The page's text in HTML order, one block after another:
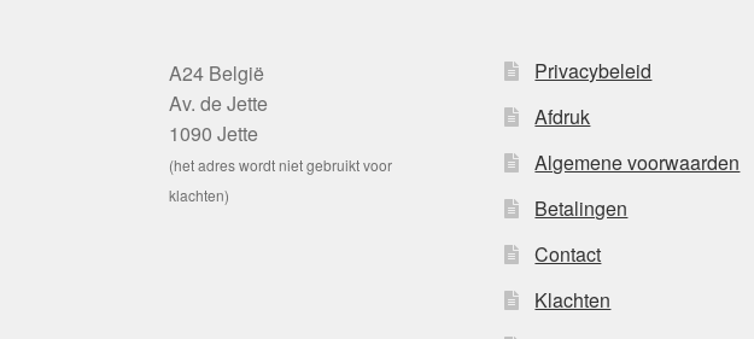
A24 België
Av. de Jette
1090 Jette
(het adres wordt niet gebruikt voor
klachten)
Privacybeleid
Afdruk
Algemene voorwaarden
Betalingen
Contact
Klachten